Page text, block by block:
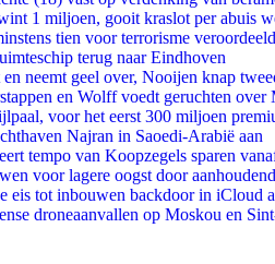
1 miljoen, gooit kraslot per abuis
tien voor terrorisme
terug naar Eindhoven
neemt geel over, Nooijen knap
en Wolff voedt geruchten over
voor het eerst 300 miljoen
Najran in Saoedi-Arabië aan
tempo van Koopzegels sparen
voor lagere oogst door
eis tot inbouwen backdoor in iCloud
droneaanvallen op Moskou en